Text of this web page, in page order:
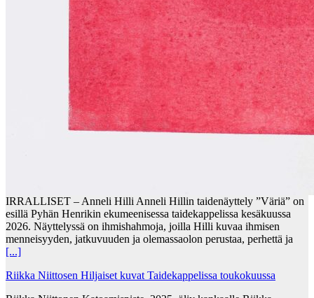
IRRALLISET – Anneli Hilli Anneli Hillin taidenäyttely ”Väriä” on
esillä Pyhän Henrikin ekumeenisessa taidekappelissa kesäkuussa
2026. Näyttelyssä on ihmishahmoja, joilla Hilli kuvaa ihmisen
menneisyyden, jatkuvuuden ja olemassaolon perustaa, perhettä ja
[...]
Riikka Niittosen Hiljaiset kuvat Taidekappelissa toukokuussa